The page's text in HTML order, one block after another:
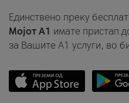
Единствено преку
Мојот A1 имате пристап
за Вашите A1 услуги, во